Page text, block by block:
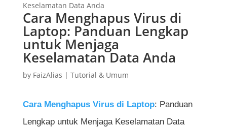
Keselamatan Data Anda
Cara Menghapus Virus di
Laptop: Panduan Lengkap
untuk Menjaga
Keselamatan Data Anda
by FaizAlias | Tutorial & Umum
Cara Menghapus Virus di Laptop: Panduan
Lengkap untuk Menjaga Keselamatan Data